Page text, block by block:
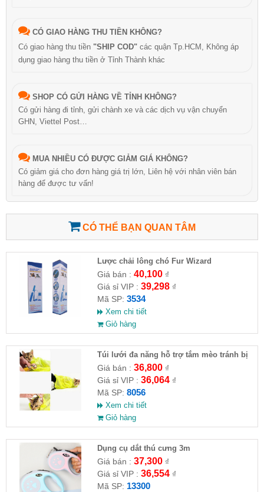
CÓ GIAO HÀNG THU TIỀN KHÔNG?
Có giao hàng thu tiền "SHIP COD" các quận Tp.HCM, Không áp
dụng giao hàng thu tiền ở Tỉnh Thành khác
SHOP CÓ GỬI HÀNG VỀ TỈNH KHÔNG?
Có gửi hàng đi tỉnh, gửi chành xe và các dịch vụ vận chuyển
GHN, Viettel Post…
MUA NHIỀU CÓ ĐƯỢC GIẢM GIÁ KHÔNG?
Có giảm giá cho đơn hàng giá trị lớn, Liên hệ với nhân viên bán
hàng để được tư vấn!
CÓ THỂ BẠN QUAN TÂM
Lược chải lông chó Fur Wizard
Giá bán : 40,100₫
Giá sỉ VIP : 39,298₫
Mã SP: 3534
Xem chi tiết
Giỏ hàng
Túi lưới đa năng hỗ trợ tắm mèo tránh bị
mèo cào
Giá bán : 36,800₫
Giá sỉ VIP : 36,064₫
Mã SP: 8056
Xem chi tiết
Giỏ hàng
Dụng cụ dắt thú cưng 3m
Giá bán : 37,300₫
Giá sỉ VIP : 36,554₫
Mã SP: 13300